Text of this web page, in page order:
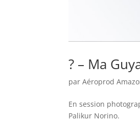
? – Ma
parAéroprod
En session
Palikur Norino.